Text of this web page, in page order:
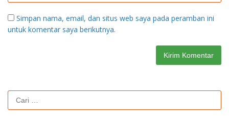
Simpan nama, email, dan situs web saya pada peramban ini
untuk komentar saya berikutnya.
Cari
untuk: